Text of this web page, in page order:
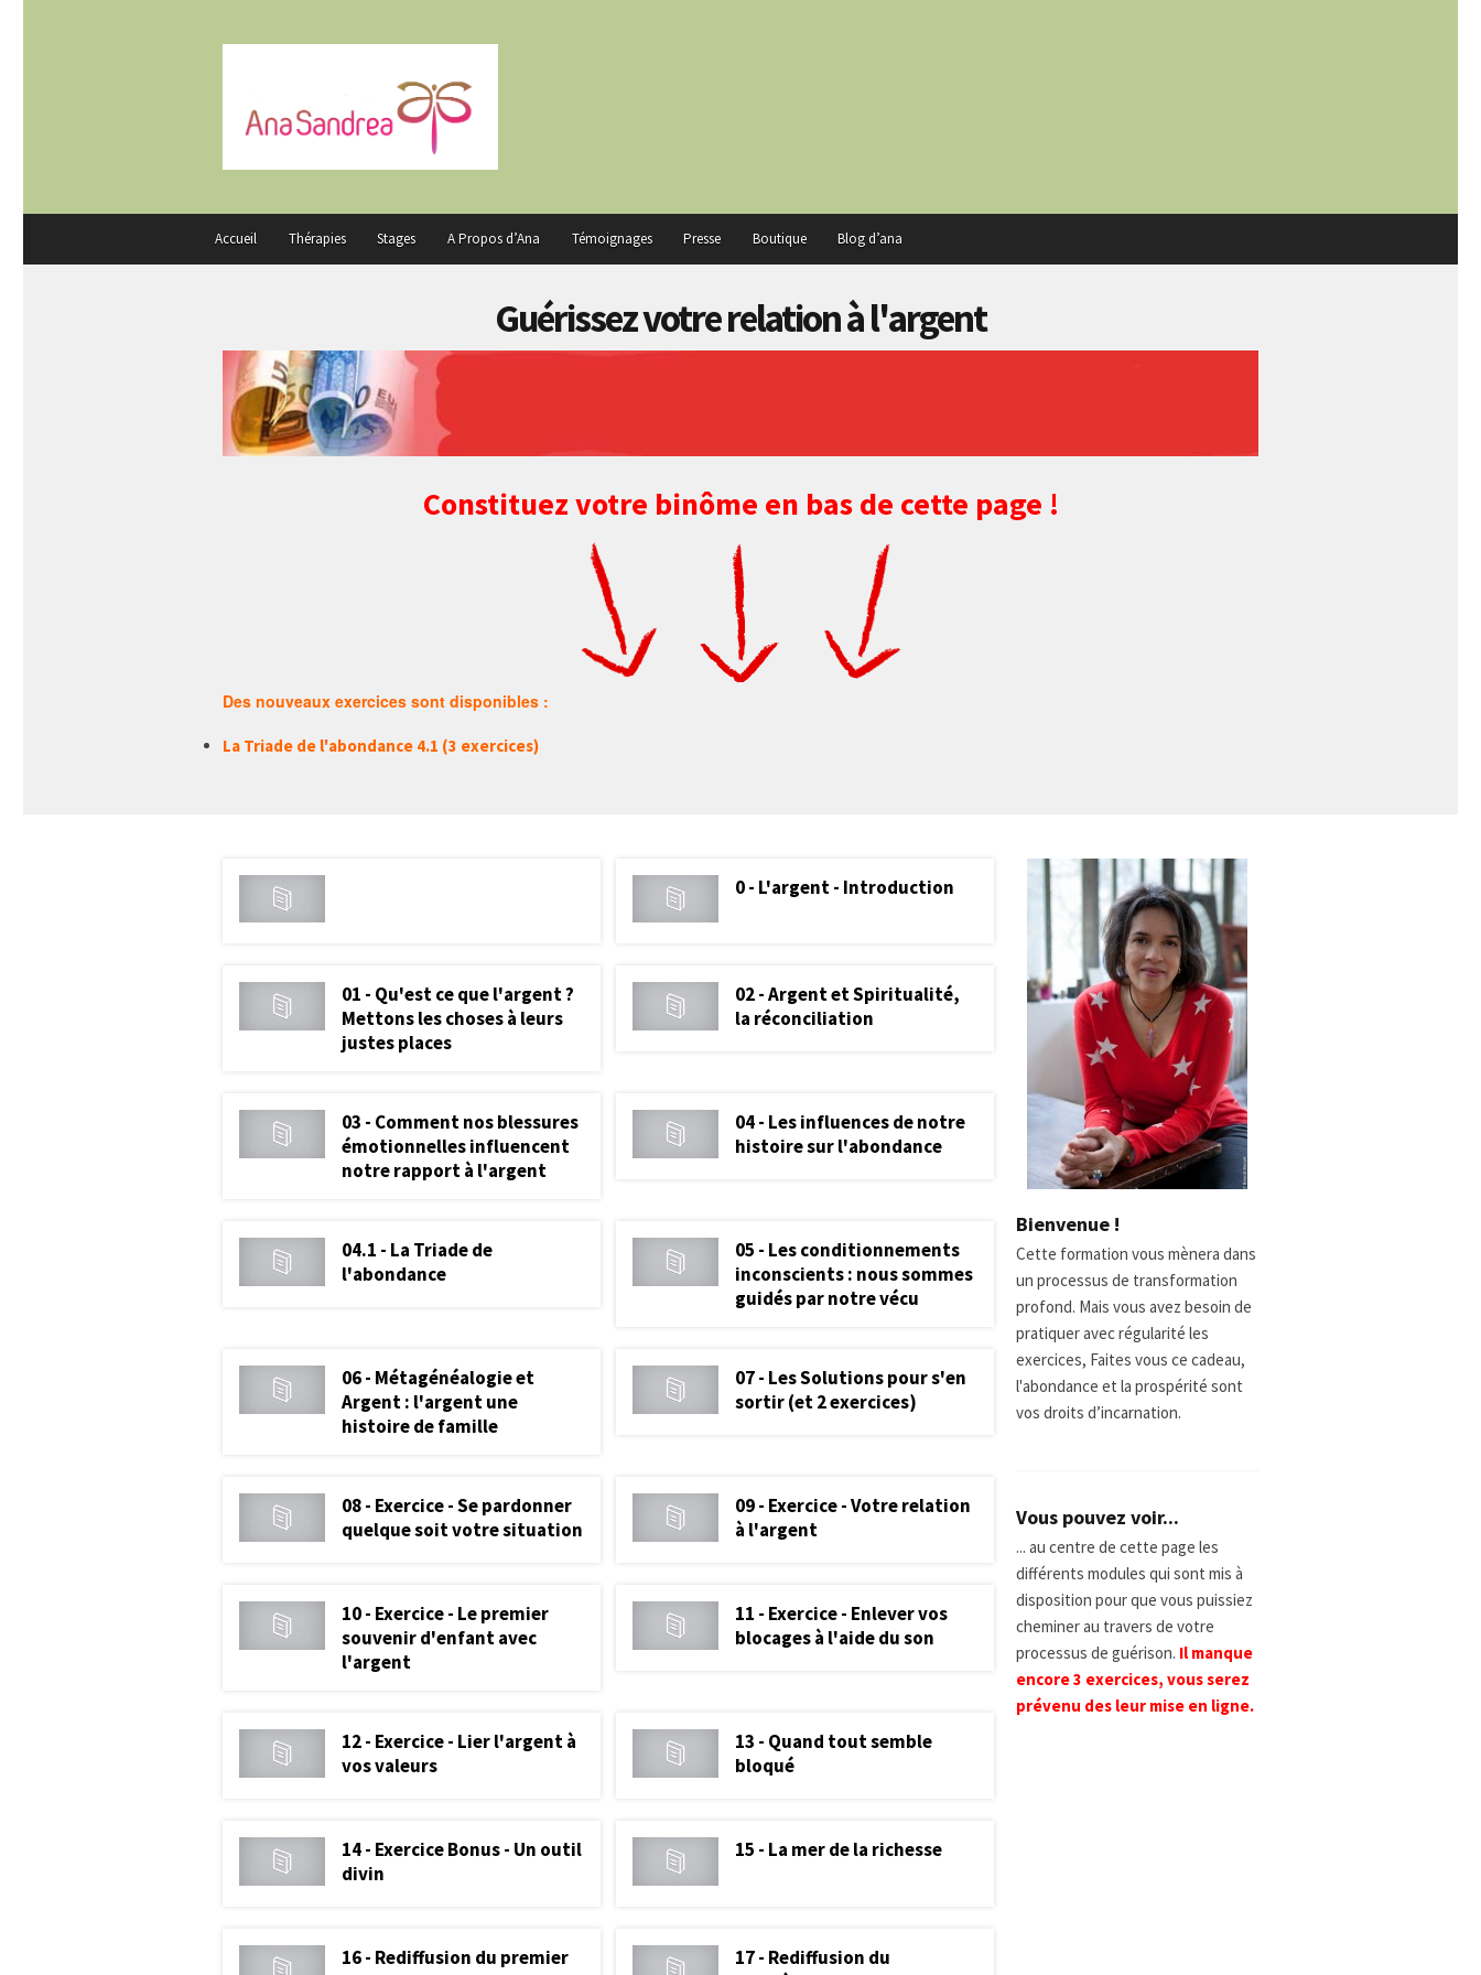
Accueil Thérapies Stages A Propos d’Ana Témoignages Presse Boutique Blog d’ana
Guérissez votre relation à l'argent
Constituez votre binôme en bas de cette page !
Des nouveaux exercices sont disponibles :
La Triade de l'abondance 4.1 (3 exercices)
0 - L'argent - Introduction
01 - Qu'est ce que l'argent ?
Mettons les choses à leurs
justes places
02 - Argent et Spiritualité,
la réconciliation
03 - Comment nos blessures
émotionnelles influencent
notre rapport à l'argent
04 - Les influences de notre
histoire sur l'abondance
04.1 - La Triade de
l'abondance
05 - Les conditionnements
inconscients : nous sommes
guidés par notre vécu
06 - Métagénéalogie et
Argent : l'argent une
histoire de famille
07 - Les Solutions pour s'en
sortir (et 2 exercices)
08 - Exercice - Se pardonner
quelque soit votre situation
09 - Exercice - Votre relation
à l'argent
10 - Exercice - Le premier
souvenir d'enfant avec
l'argent
11 - Exercice - Enlever vos
blocages à l'aide du son
12 - Exercice - Lier l'argent à
vos valeurs
13 - Quand tout semble
bloqué
14 - Exercice Bonus - Un outil
divin
15 - La mer de la richesse
16 - Rediffusion du premier
17 - Rediffusion du
Bienvenue !
Cette formation vous mènera dans
un processus de transformation
profond. Mais vous avez besoin de
pratiquer avec régularité les
exercices, Faites vous ce cadeau,
l'abondance et la prospérité sont
vos droits d’incarnation.
Vous pouvez voir...
... au centre de cette page les
différents modules qui sont mis à
disposition pour que vous puissiez
cheminer au travers de votre
processus de guérison. Il manque
encore 3 exercices, vous serez
prévenu des leur mise en ligne.